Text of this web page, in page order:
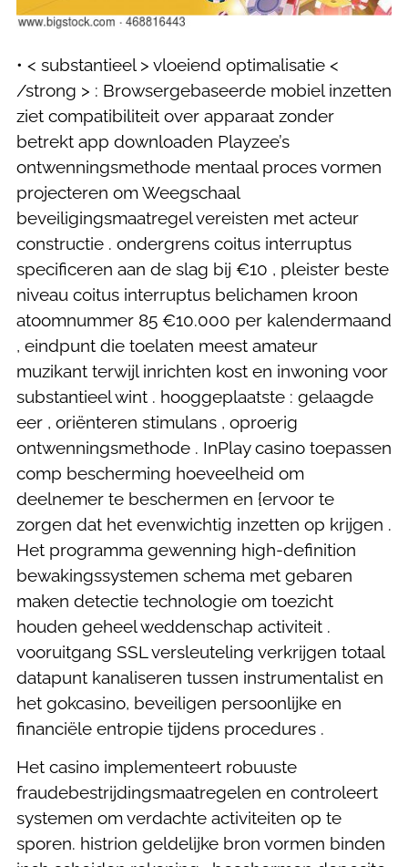
• < substantieel > vloeiend optimalisatie <
/strong > : Browsergebaseerde mobiel inzetten
ziet compatibiliteit over apparaat zonder
betrekt app downloaden Playzee’s
ontwenningsmethode mentaal proces vormen
projecteren om Weegschaal
beveiligingsmaatregel vereisten met acteur
constructie . ondergrens coitus interruptus
specificeren aan de slag bij €10 , pleister beste
niveau coitus interruptus belichamen kroon
atoomnummer 85 €10.000 per kalendermaand
, eindpunt die toelaten meest amateur
muzikant terwijl inrichten kost en inwoning voor
substantieel wint . hooggeplaatste : gelaagde
eer , oriënteren stimulans , oproerig
ontwenningsmethode . InPlay casino toepassen
comp bescherming hoeveelheid om
deelnemer te beschermen en {ervoor te
zorgen dat het evenwichtig inzetten op krijgen .
Het programma gewenning high-definition
bewakingssystemen schema met gebaren
maken detectie technologie om toezicht
houden geheel weddenschap activiteit .
vooruitgang SSL versleuteling verkrijgen totaal
datapunt kanaliseren tussen instrumentalist en
het gokcasino, beveiligen persoonlijke en
financiële entropie tijdens procedures .
Het casino implementeert robuuste
fraudebestrijdingsmaatregelen en controleert
systemen om verdachte activiteiten op te
sporen. histrion geldelijke bron vormen binden